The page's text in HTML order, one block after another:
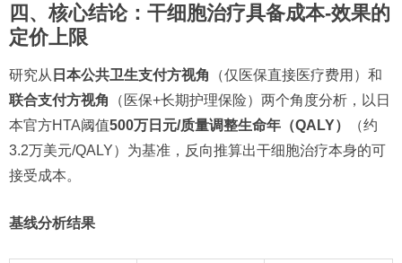
四、核心结论：干细胞治疗具备成本-效果的
定价上限
研究从 日本公共卫生支付方视角
（仅医保直接医疗费用）和
联合支付方视角
（医保+长期护理保险）两个角度分析，以日
本官方HTA阈值500万日元/质量调整生命年（QALY）
（约
3.2万美元/QALY）为基准，反向推算出干细胞治疗本身的可
接受成本。
基线分析结果